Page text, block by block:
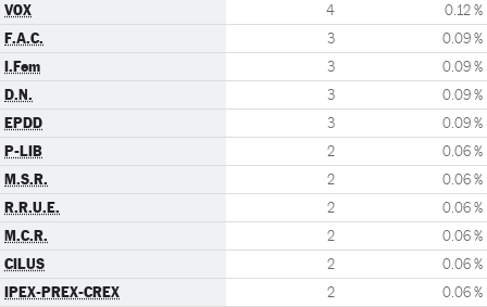
VOX 4 0.12 %
F.A.C. 3 0.09 %
I.Fem 3 0.09 %
D.N. 3 0.09 %
EPDD 3 0.09 %
P-LIB 2 0.06 %
M.S.R. 2 0.06 %
R.R.U.E. 2 0.06 %
M.C.R. 2 0.06 %
CILUS 2 0.06 %
IPEX-PREX-CREX 2 0.06 %